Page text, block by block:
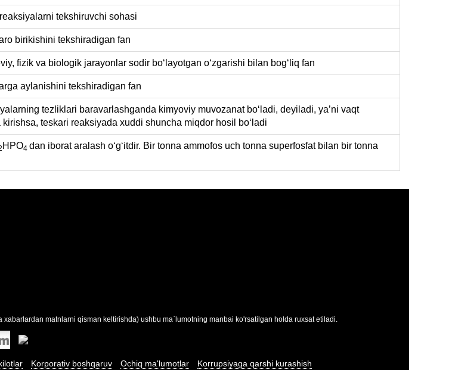
tekshiruvchi sohasi
birikishini tekshiradigan fan
fizik va biologik jarayonlar sodir boʻlayotgan oʻzgarishi bilan bogʻliq fan
aylanishini tekshiradigan fan
tezliklari baravarlashganda kimyoviy muvozanat boʻladi, deyiladi, ya’ni vaqt
teskari reaksiyada xuddi shuncha miqdor hosil boʻladi
HPO4 dan iborat aralash oʻgʻitdir. Bir tonna ammofos uch tonna superfosfat bilan bir tonna
matnlarni qisman keltirishda) ushbu ma`lumotning manbai ko'rsatilgan holda ruxsat etiladi.
Korporativ boshqaruv Ochiq ma'lumotlar Korrupsiyaga qarshi kurashish